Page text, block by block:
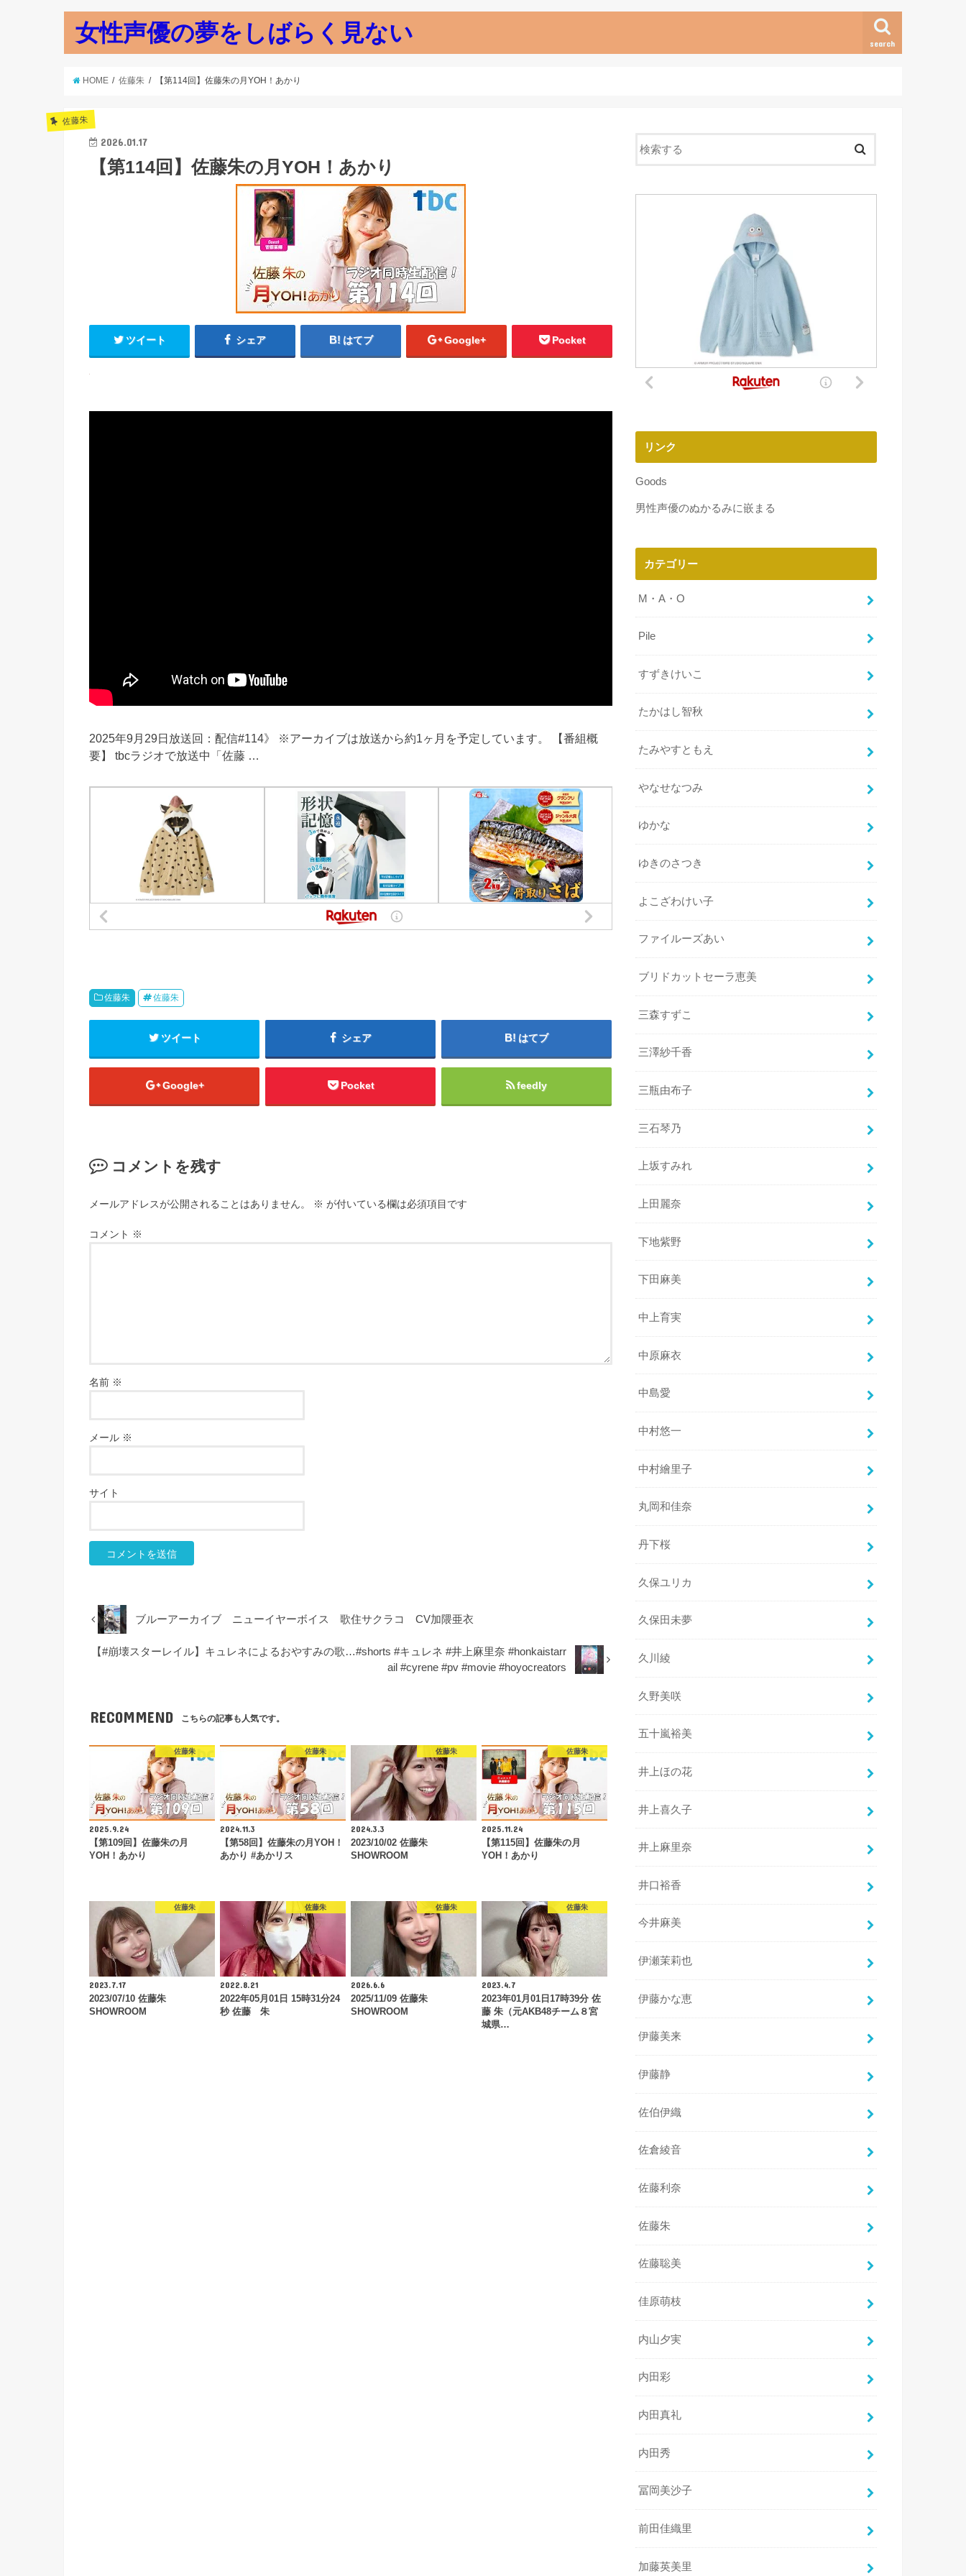
女性声優の夢をしばらく見ない search
HOME 佐藤朱 【第114回】佐藤朱の月YOH！あかり
佐藤朱
2026.01.17
【第114回】佐藤朱の月YOH！あかり
ツイート シェア はてブ Google+ Pocket
2025年9月29日放送回：配信#114》 ※アーカイブは放送から約1ヶ月を予定しています。 【番組概
要】 tbcラジオで放送中「佐藤 …
佐藤朱 佐藤朱
ツイート シェア はてブ
Google+ Pocket feedly
コメントを残す
メールアドレスが公開されることはありません。 ※ が付いている欄は必須項目です
コメント ※
名前 ※
メール ※
サイト
ブルーアーカイブ ニューイヤーボイス 歌住サクラコ CV加隈亜衣
【#崩壊スターレイル】キュレネによるおやすみの歌…#shorts #キュレネ #井上麻里奈 #honkaistarr
ail #cyrene #pv #movie #hoyocreators
RECOMMEND こちらの記事も人気です。
佐藤朱
2025.9.24
【第109回】佐藤朱の月
YOH！あかり
佐藤朱
2024.11.3
【第58回】佐藤朱の月YOH！
あかり #あかリス
佐藤朱
2024.3.3
2023/10/02 佐藤朱
SHOWROOM
佐藤朱
2025.11.24
【第115回】佐藤朱の月
YOH！あかり
佐藤朱
2023.7.17
2023/07/10 佐藤朱
SHOWROOM
佐藤朱
2022.8.21
2022年05月01日 15時31分24
秒 佐藤 朱
佐藤朱
2026.6.6
2025/11/09 佐藤朱
SHOWROOM
佐藤朱
2023.4.7
2023年01月01日17時39分 佐
藤 朱（元AKB48チーム８宮
城県…
リンク
Goods
男性声優のぬかるみに嵌まる
カテゴリー
M・A・O
Pile
すずきけいこ
たかはし智秋
たみやすともえ
やなせなつみ
ゆかな
ゆきのさつき
よこざわけい子
ファイルーズあい
ブリドカットセーラ恵美
三森すずこ
三澤紗千香
三瓶由布子
三石琴乃
上坂すみれ
上田麗奈
下地紫野
下田麻美
中上育実
中原麻衣
中島愛
中村悠一
中村繪里子
丸岡和佳奈
丹下桜
久保ユリカ
久保田未夢
久川綾
久野美咲
五十嵐裕美
井上ほの花
井上喜久子
井上麻里奈
井口裕香
今井麻美
伊瀬茉莉也
伊藤かな恵
伊藤美来
伊藤静
佐伯伊織
佐倉綾音
佐藤利奈
佐藤朱
佐藤聡美
佳原萌枝
内山夕実
内田彩
内田真礼
内田秀
冨岡美沙子
前田佳織里
加藤英美里